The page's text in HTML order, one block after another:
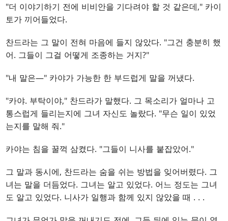
"더 이야기하기 전에 비비안을 기다려야 할 것 같은데," 카이
토가 끼어들었다.
찬드라는 그 말이 전혀 마음에 들지 않았다. "그건 충분히 했
어. 그들이 그걸 어떻게 조종하는 거지?"
"내 말은—" 카야가 가능한 한 부드럽게 말을 꺼냈다.
"카야. 부탁이야," 찬드라가 말했다. 그 목소리가 얼마나 고
통스럽게 들리는지에 그녀 자신도 놀랐다. "무슨 일이 있었
는지를 말해 줘."
카야는 침을 꿀꺽 삼켰다. "그들이 니사를 붙잡았어."
그 말과 동시에, 찬드라는 숨을 쉬는 방법을 잊어버렸다. 그
녀는 말을 더듬었다. 그녀는 알고 있었다. 어느 정도는 그녀
도 알고 있었다. 니사가 일행과 함께 있지 않았을 때 . . .